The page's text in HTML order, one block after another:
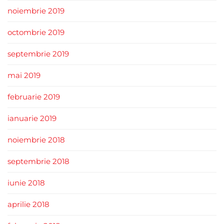
noiembrie 2019
octombrie 2019
septembrie 2019
mai 2019
februarie 2019
ianuarie 2019
noiembrie 2018
septembrie 2018
iunie 2018
aprilie 2018